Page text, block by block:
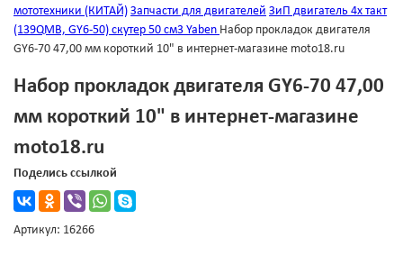
мототехники (КИТАЙ) Запчасти для двигателей ЗиП двигатель 4х такт
(139QMB, GY6-50) скутер 50 см3 Yaben Набор прокладок двигателя
GY6-70 47,00 мм короткий 10" в интернет-магазине moto18.ru
Набор прокладок двигателя GY6-70 47,00
мм короткий 10" в интернет-магазине
moto18.ru
Поделись ссылкой
Артикул: 16266